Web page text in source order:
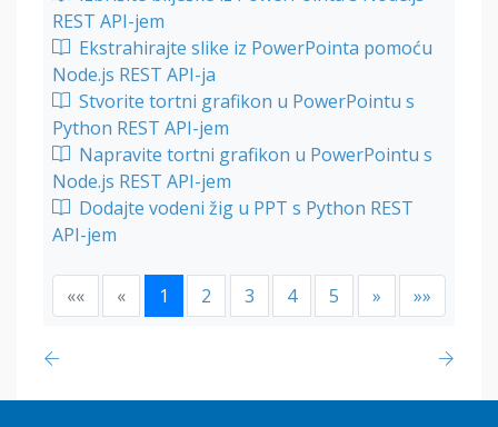
REST API-jem
Ekstrahirajte slike iz PowerPointa pomoću
Node.js REST API-ja
Stvorite tortni grafikon u PowerPointu s
Python REST API-jem
Napravite tortni grafikon u PowerPointu s
Node.js REST API-jem
Dodajte vodeni žig u PPT s Python REST
API-jem
«« « 1 2 3 4 5 » »»